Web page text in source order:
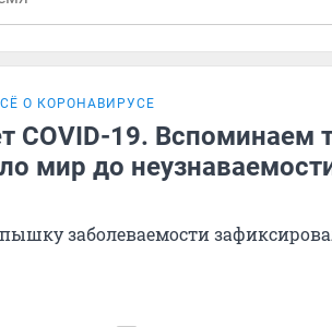
О КОРОНАВИРУСЕ
COVID-19. Вспоминаем
мир до
заболеваемости